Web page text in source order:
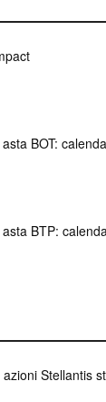
BOT:
BTP:
Stellantis